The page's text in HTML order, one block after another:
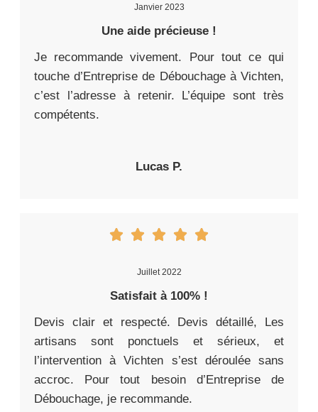
Janvier 2023
Une aide précieuse !
Je recommande vivement. Pour tout ce qui
touche d’Entreprise de Débouchage à Vichten,
c’est l’adresse à retenir. L’équipe sont très
compétents.
Lucas P.
Juillet 2022
Satisfait à 100% !
Devis clair et respecté. Devis détaillé, Les
artisans sont ponctuels et sérieux, et
l’intervention à Vichten s’est déroulée sans
accroc. Pour tout besoin d’Entreprise de
Débouchage, je recommande.